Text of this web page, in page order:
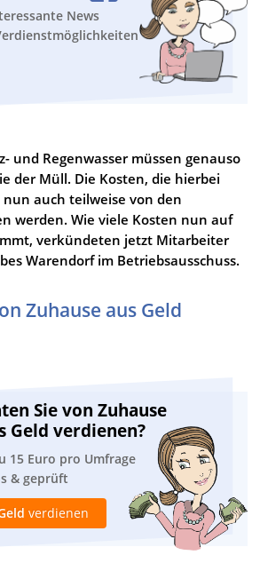
News
und Regenwasser müssen genauso
der Müll. Die Kosten, die hierbei
auch teilweise von den
werden. Wie viele Kosten nun auf
verkündeten jetzt Mitarbeiter
Warendorf im Betriebsausschuss.
Zuhause aus Geld
Sie von Zuhause
Geld verdienen?
15 Euro pro Umfrage
& geprüft
verdienen